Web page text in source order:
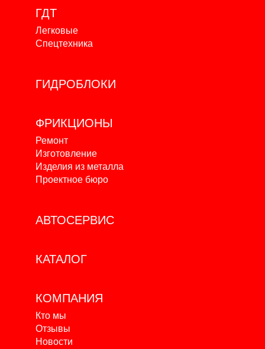
ГДТ
Легковые
Спецтехника
ГИДРОБЛОКИ
ФРИКЦИОНЫ
Ремонт
Изготовление
Изделия из металла
Проектное бюро
АВТОСЕРВИС
КАТАЛОГ
КОМПАНИЯ
Кто мы
Отзывы
Новости